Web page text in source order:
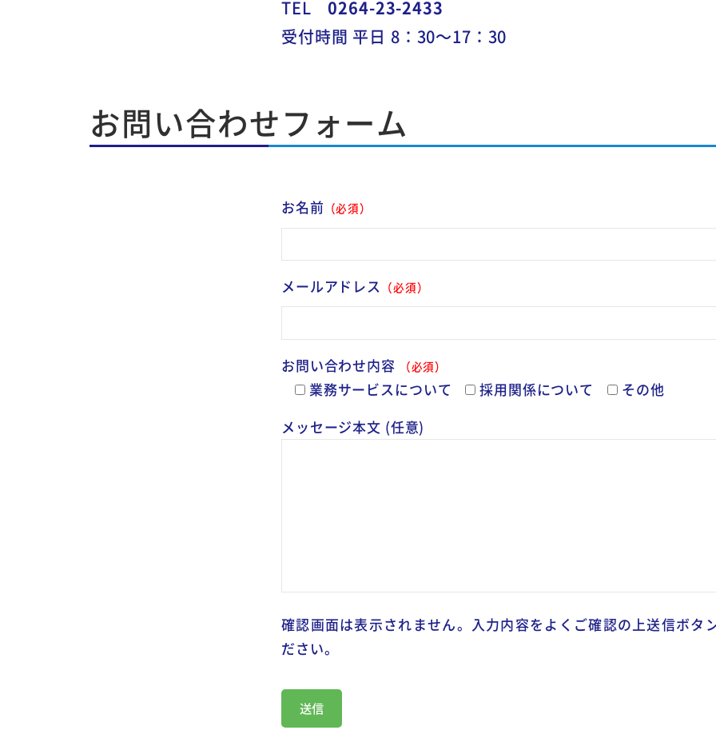
合
せ
2022.11.20
TEL 0264-23-2433
受付時間 平日 8：30～17：30
お問い合わせフォーム
お名前 （必須）
メールアドレス （必須）
お問い合わせ内容 （必須）
業務サービスについて 採用関係について
その他
メッセージ本文 (任意)
確認画面は表示されません。入力内容をよくご確認の上送信ボタ
ださい。